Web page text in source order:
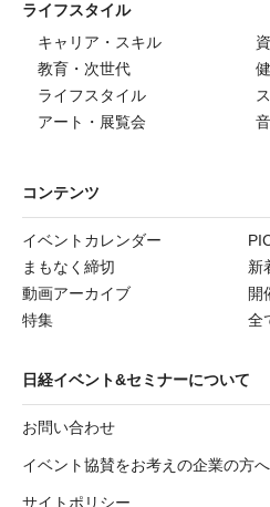
ライフスタイル
キャリア・スキル
教育・次世代
ライフスタイル
アート・展覧会
コンテンツ
イベントカレンダー
まもなく締切
新
動画アーカイブ
開
特集
全
日経イベント&セミナーについて
お問い合わせ
イベント協賛をお考えの企業の方へ
サイトポリシー